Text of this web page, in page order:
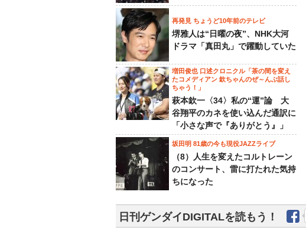
再発見 ちょうど10年前のテレビ
堺雅人は“日曜の夜”、NHK大河
ドラマ「真田丸」で躍動していた
増田俊也 口述クロニクル「茶の間を変え
たコメディアン 欽ちゃんのぜ～んぶ話し
ちゃう！」
萩本欽一〈34〉私の“運”論 大
谷翔平のカネを使い込んだ通訳に
「小さな声で『ありがとう』」
坂田明 81歳の今も現役JAZZライブ
（8）人生を変えたコルトレーン
のコンサート、雷に打たれた気持
ちになった
日刊ゲンダイDIGITALを読もう！